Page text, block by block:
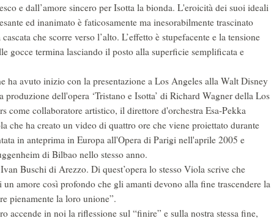
e dall’amore sincero per Isotta la bionda. L'eroicità dei suoi ideali
ed inanimato è faticosamente ma inesorabilmente trascinato
che scorre verso l’alto. L’effetto è stupefacente e la tensione
gocce termina lasciando il posto alla superficie semplificata e
ha avuto inizio con la presentazione a Los Angeles alla Walt Disney
dell'opera ‘Tristano e Isotta’ di Richard Wagner della Los
come collaboratore artistico, il direttore d'orchestra Esa-Pekka
che ha creato un video di quattro ore che viene proiettato durante
in anteprima in Europa all'Opera di Parigi nell'aprile 2005 e
di Bilbao nello stesso anno.
Buschi di Arezzo. Di quest’opera lo stesso Viola scrive che
amore così profondo che gli amanti devono alla fine trascendere la
pienamente la loro unione”.
accende in noi la riflessione sul “finire” e sulla nostra stessa fine,